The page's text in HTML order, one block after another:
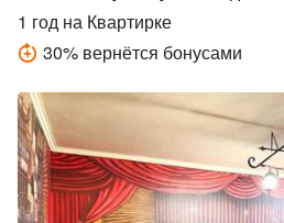
1 год на Квартирке
30% вернётся бонусами